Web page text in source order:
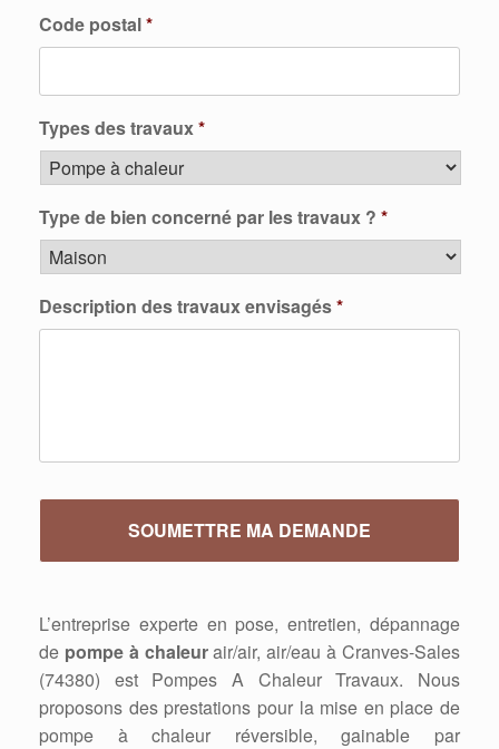
Code postal*
Types des travaux*
Type de bien concerné par les travaux ? *
Description des travaux envisagés*
L’entreprise experte en pose, entretien, dépannage
de pompe à chaleurair/air, air/eau à Cranves-Sales
(74380) est Pompes A Chaleur Travaux. Nous
proposons des prestations pour la mise en place de
pompe à chaleur réversible, gainable par